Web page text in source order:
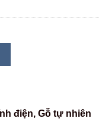
điện, Gỗ tự nhiên